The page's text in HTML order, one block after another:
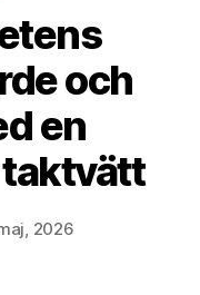
och
en
2026